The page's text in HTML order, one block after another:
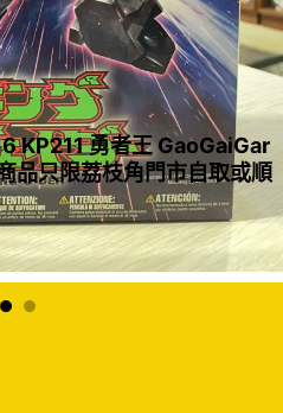
KP211 勇者王 GaoGaiGar
品只限荔枝角門市自取或順